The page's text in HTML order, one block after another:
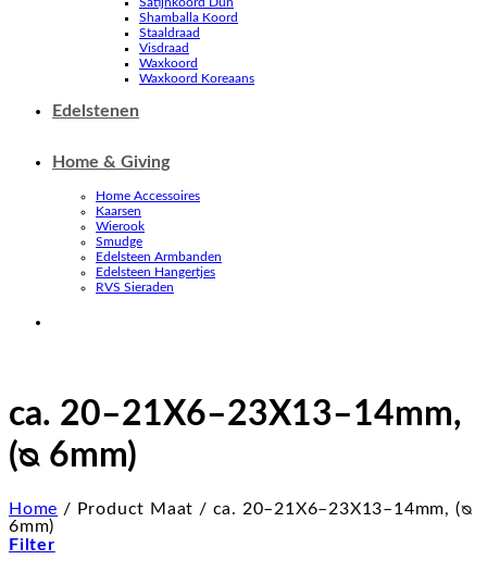
Shamballa Koord
Staaldraad
Visdraad
Waxkoord
Waxkoord Koreaans
Edelstenen
Home & Giving
Home Accessoires
Kaarsen
Wierook
Smudge
Edelsteen Armbanden
Edelsteen Hangertjes
RVS Sieraden
ca. 20–21X6–23X13–14mm,
(ᴓ 6mm)
Home / Product Maat / ca. 20–21X6–23X13–14mm, (ᴓ
6mm)
Filter